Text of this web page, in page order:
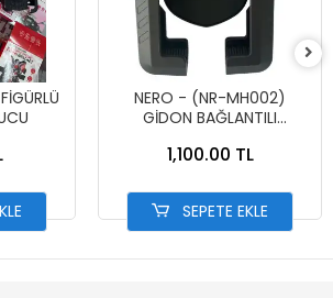
NERO - (NR-MH002)
GİDON BAĞLANTILI
KİTLEMELİ (TİTREŞİM
1,100.00 TL
SEPETE EKLE